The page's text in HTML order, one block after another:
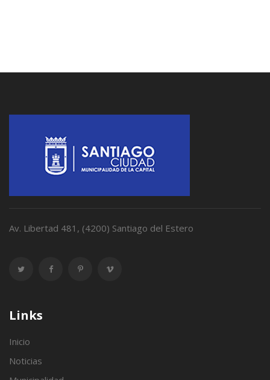
Av. Libertad 481, (4200) Santiago del Estero
Links
Inicio
Noticias